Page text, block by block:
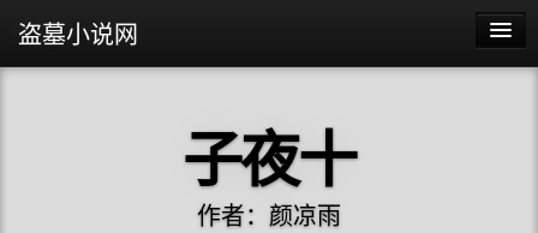
盗墓小说网
子夜十
作者：颜凉雨